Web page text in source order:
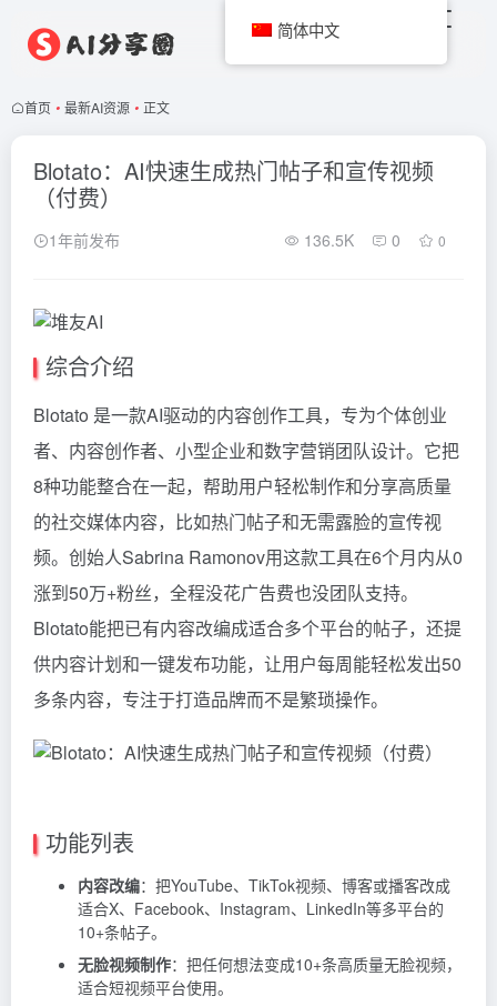
首页 • 最新AI资源 • 正文
Blotato：AI快速生成热门帖子和宣传视频
（付费）
1年前发布 136.5K 0 0
综合介绍
Blotato 是一款AI驱动的内容创作工具，专为个体创业
者、内容创作者、小型企业和数字营销团队设计。它把
8种功能整合在一起，帮助用户轻松制作和分享高质量
的社交媒体内容，比如热门帖子和无需露脸的宣传视
频。创始人Sabrina Ramonov用这款工具在6个月内从0
涨到50万+粉丝，全程没花广告费也没团队支持。
Blotato能把已有内容改编成适合多个平台的帖子，还提
供内容计划和一键发布功能，让用户每周能轻松发出50
多条内容，专注于打造品牌而不是繁琐操作。
功能列表
内容改编：把YouTube、TikTok视频、博客或播客改成
适合X、Facebook、Instagram、LinkedIn等多平台的
10+条帖子。
无脸视频制作：把任何想法变成10+条高质量无脸视频，
适合短视频平台使用。
简体中文